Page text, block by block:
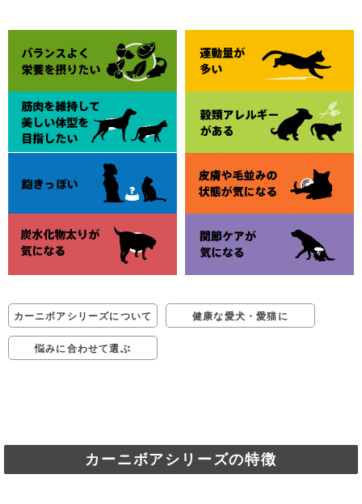
カーニボアシリーズについて 健康な愛犬・愛猫に
悩みに合わせて選ぶ
カーニボアシリーズの特徴